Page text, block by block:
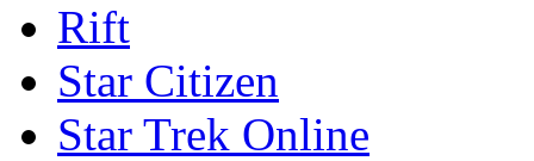
Rift
Star Citizen
Star Trek Online